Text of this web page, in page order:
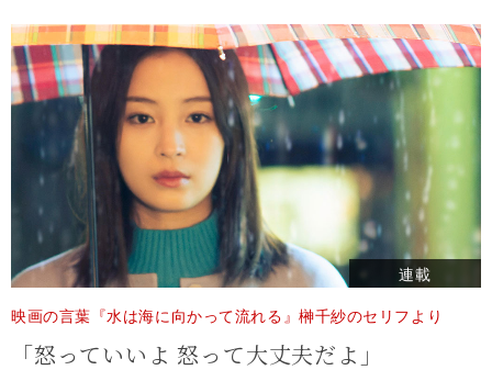
連載
映画の言葉『水は海に向かって流れる』榊千紗のセリフより
「怒っていいよ 怒って大丈夫だよ」